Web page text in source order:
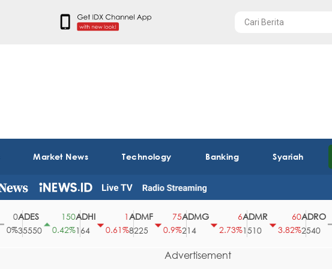
Market News Technology Banking Syariah
ADES
35550
150
0.42%
ADHI
164
0.61%
ADMF
8225
0.9%
ADMG
214
2.73%
ADMR
1510
3.82%
ADRO
2540
Advertisement